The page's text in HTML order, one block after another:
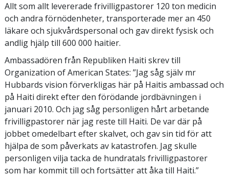
Allt som allt levererade frivilligpastorer 120 ton medicin
och andra förnödenheter, transporterade mer an 450
läkare och sjukvårdspersonal och gav direkt fysisk och
andlig hjälp till 600 000 haitier.
Ambassadören från Republiken Haiti skrev till
Organization of American States: ”Jag såg själv mr
Hubbards vision förverkligas här på Haitis ambassad och
på Haiti direkt efter den förödande jordbävningen i
januari 2010. Och jag såg personligen hårt arbetande
frivilligpastorer när jag reste till Haiti. De var där på
jobbet omedelbart efter skalvet, och gav sin tid för att
hjälpa de som påverkats av katastrofen. Jag skulle
personligen vilja tacka de hundratals frivilligpastorer
som har kommit till och fortsätter att åka till Haiti.”